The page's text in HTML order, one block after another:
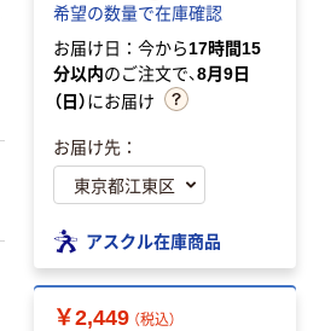
希望の数量で在庫確認
お届け日：今から17時間15
分以内のご注文で、8月9日
（日）にお届け
お届け先：
アスクル在庫商品
￥2,449 （税込）